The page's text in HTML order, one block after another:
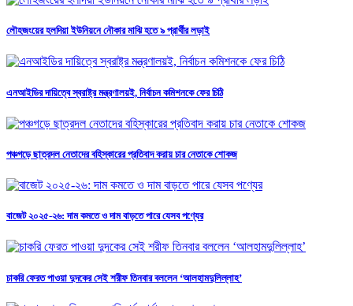
লৌহজংয়ের হলদিয়া ইউনিয়নে নৌকার মাঝি হতে ৯ প্রার্থীর লড়াই
এনআইডির দায়িত্বে স্বরাষ্ট্র মন্ত্রণালয়ই, নির্বাচন কমিশনকে ফের চিঠি
পঞ্চগড়ে ছাত্রদল নেতাদের বহিস্কারের প্রতিবাদ করায় চার নেতাকে শোকজ
বাজেট ২০২৫-২৬: দাম কমতে ও দাম বাড়তে পারে যেসব পণ্যের
চাকরি ফেরত পাওয়া দুদকের সেই শরীফ তিনবার বললেন ‘আলহামদুলিল্লাহ’